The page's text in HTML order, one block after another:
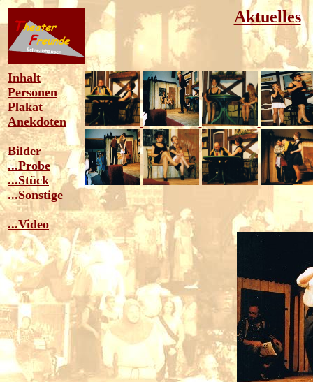
Aktuelles
Inhalt
Personen
Plakat
Anekdoten
Bilder
...Probe
...Stück
...Sonstige
...Video